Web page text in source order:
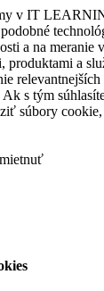
v IT
a na meranie
a
s tým
súbory